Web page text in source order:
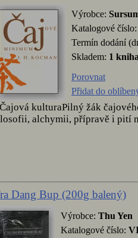
Výrobce:
Katalogové
Termín dodání
Skladem: 1
Porovnat
Přidat do
Čajová kulturaPilný žák
alchymii, přípravě i pití
Dang Bup (200g balený)
Výrobce: Thu Yen
Katalogové číslo: